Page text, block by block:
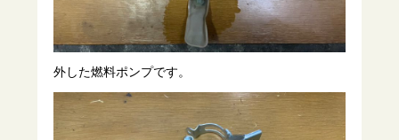
外した燃料ポンプです。